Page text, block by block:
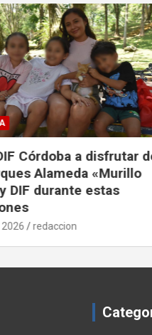
Córdoba a disfrutar de
Alameda «Murillo
durante estas
redaccion